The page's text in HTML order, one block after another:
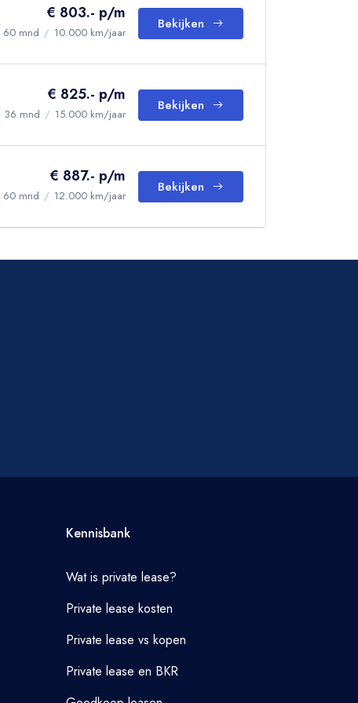
€ 803.- p/m
60 mnd / 10.000 km/jaar
Bekijken
€ 825.- p/m
36 mnd / 15.000 km/jaar
Bekijken
€ 887.- p/m
60 mnd / 12.000 km/jaar
Bekijken
Kennisbank
Wat is private lease?
Private lease kosten
Private lease vs kopen
Private lease en BKR